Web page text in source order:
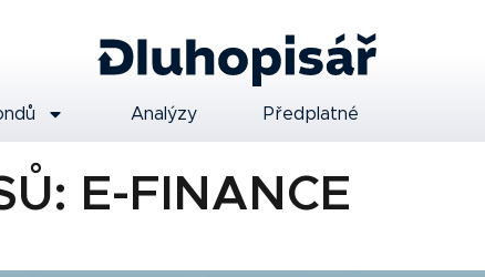
Analýzy Předplatné
E-FINANCE